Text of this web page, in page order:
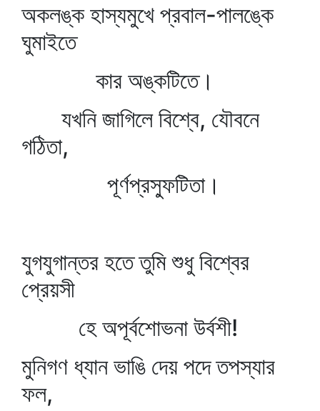
অকলঙ্ক হাস্যমুখে প্রবাল-পালঙ্কে
ঘুমাইতে
কার অঙ্কটিতে।
যখনি জাগিলে বিশ্বে, যৌবনে
গঠিতা,
পূর্ণপ্রস্ফুটিতা।
যুগযুগান্তর হতে তুমি শুধু বিশ্বের
প্রেয়সী
হে অপূর্বশোভনা উর্বশী!
মুনিগণ ধ্যান ভাঙি দেয় পদে তপস্যার
ফল,